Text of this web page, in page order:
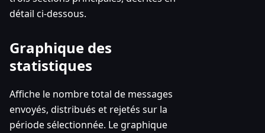
détail ci-dessous.
Graphique des
statistiques
Affiche le nombre total de messages
envoyés, distribués et rejetés sur la
période sélectionnée. Le graphique